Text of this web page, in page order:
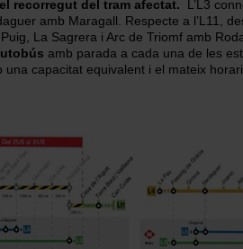
recorregut del tram afectat.
L’L3
amb Maragall. Respecte a l’L11,
La Sagrera i Arc de Triomf amb
amb parada a cada una de les
una capacitat equivalent i el mateix